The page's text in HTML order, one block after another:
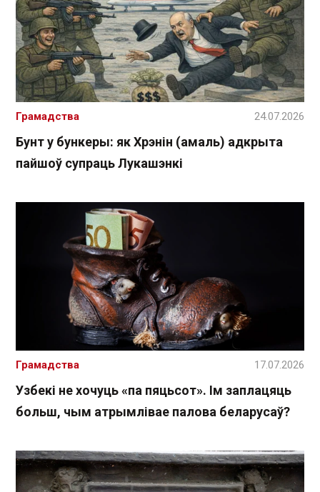
Бунт у бункеры: як Хрэнін (амаль) адкрыта
пайшоў супраць Лукашэнкі
Грамадства 24.07.2026
Узбекі не хочуць «па пяцьсот». Ім заплацяць
больш, чым атрымлівае палова беларусаў?
Грамадства 17.07.2026